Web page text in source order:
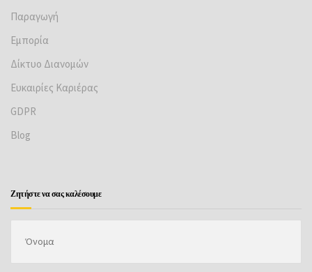
Παραγωγή
Εμπορία
Δίκτυο Διανομών
Ευκαιρίες Καριέρας
GDPR
Βlog
Ζητήστε να σας καλέσουμε